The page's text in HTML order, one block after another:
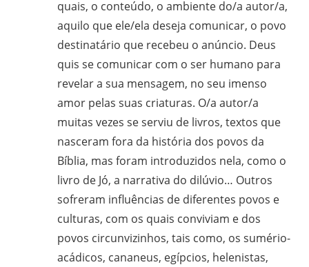
quais, o conteúdo, o ambiente do/a autor/a,
aquilo que ele/ela deseja comunicar, o povo
destinatário que recebeu o anúncio. Deus
quis se comunicar com o ser humano para
revelar a sua mensagem, no seu imenso
amor pelas suas criaturas. O/a autor/a
muitas vezes se serviu de livros, textos que
nasceram fora da história dos povos da
Bíblia, mas foram introduzidos nela, como o
livro de Jó, a narrativa do dilúvio… Outros
sofreram influências de diferentes povos e
culturas, com os quais conviviam e dos
povos circunvizinhos, tais como, os sumério-
acádicos, cananeus, egípcios, helenistas,